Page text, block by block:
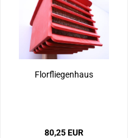
Flor­flie­gen­haus
80,25 EUR